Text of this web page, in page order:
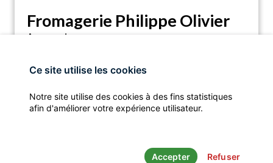
Fromagerie Philippe Olivier
Aucun avis
51200 Épernay, France
assistant_navigationITINÉRAIRE callAPPELER
Ce site utilise les cookies
Notre site utilise des cookies à des fins statistiques
afin d'améliorer votre expérience utilisateur.
Accepter Refuser